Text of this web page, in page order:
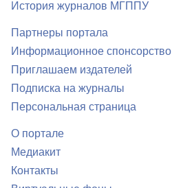
История журналов МГППУ
Партнеры портала
Информационное спонсорство
Приглашаем издателей
Подписка на журналы
Персональная страница
О портале
Медиакит
Контакты